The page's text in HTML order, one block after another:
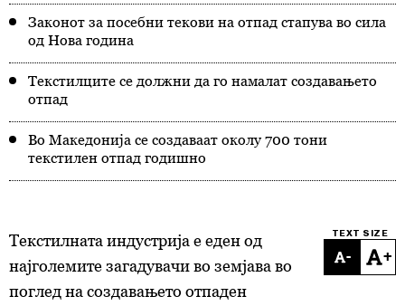
Законот за посебни текови на отпад стапува во сила
од Нова година
Текстилците се должни да го намалат создавањето
отпад
Во Македонија се создаваат околу 700 тони
текстилен отпад годишно
TEXT SIZE
- +
Текстилната индустрија е еден од
најголемите загадувачи во земјава во
поглед на создавањето отпаден